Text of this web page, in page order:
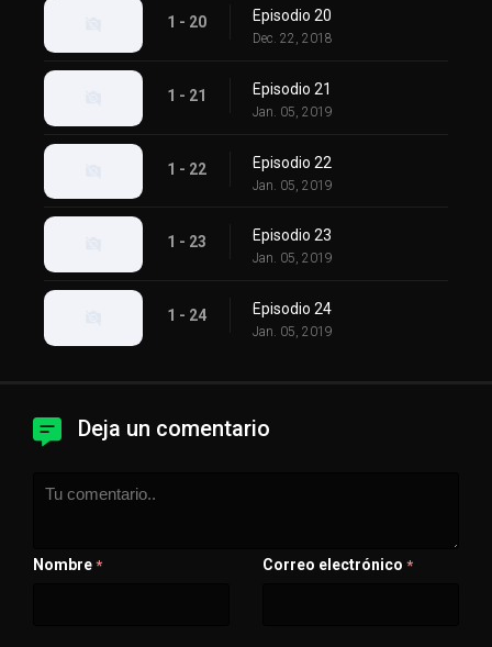
1 - 20 Episodio 20
Dec. 22, 2018
1 - 21 Episodio 21
Jan. 05, 2019
1 - 22 Episodio 22
Jan. 05, 2019
1 - 23 Episodio 23
Jan. 05, 2019
1 - 24 Episodio 24
Jan. 05, 2019
Deja un comentario
Nombre * Correo electrónico *